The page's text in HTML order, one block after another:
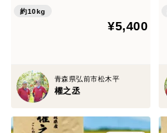
約10kg
¥5,400
青森県弘前市松木平
權之丞